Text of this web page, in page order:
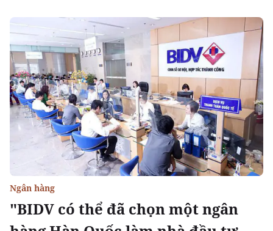
"BIDV có thể đã chọn một ngân
Ngân hàng